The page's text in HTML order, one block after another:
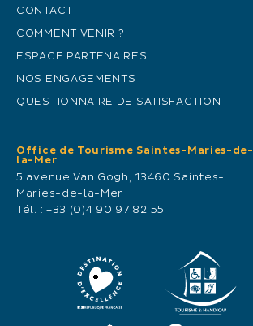
CONTACT
COMMENT VENIR ?
ESPACE PARTENAIRES
NOS ENGAGEMENTS
QUESTIONNAIRE DE SATISFACTION
Office de Tourisme Saintes-Maries-de-
la-Mer
5 avenue Van Gogh, 13460 Saintes-
Maries-de-la-Mer
Tél. : +33 (0)4 90 97 82 55